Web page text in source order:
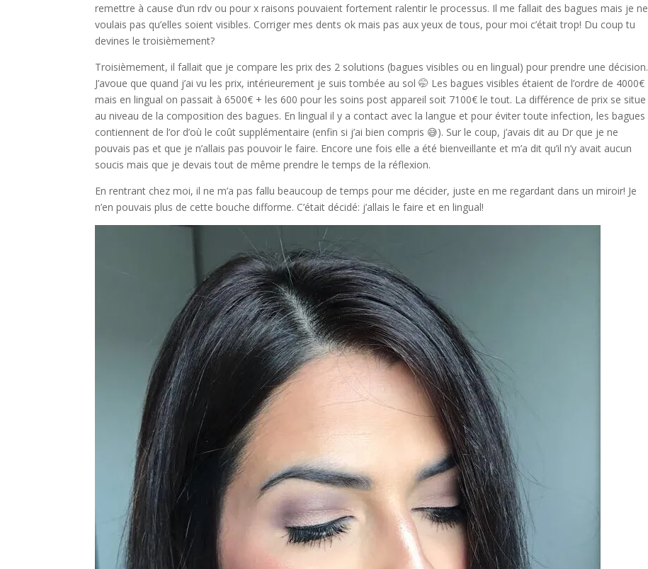
remettre à cause d’un rdv ou pour x raisons pouvaient fortement ralentir le processus. Il me fallait des bagues mais je ne
voulais pas qu’elles soient visibles. Corriger mes dents ok mais pas aux yeux de tous, pour moi c’était trop! Du coup tu
devines le troisièmement?
Troisièmement, il fallait que je compare les prix des 2 solutions (bagues visibles ou en lingual) pour prendre une décision.
J’avoue que quand j’ai vu les prix, intérieurement je suis tombée au sol 🤭 Les bagues visibles étaient de l’ordre de 4000€
mais en lingual on passait à 6500€ + les 600 pour les soins post appareil soit 7100€ le tout. La différence de prix se situe
au niveau de la composition des bagues. En lingual il y a contact avec la langue et pour éviter toute infection, les bagues
contiennent de l’or d’où le coût supplémentaire (enfin si j’ai bien compris 😅). Sur le coup, j’avais dit au Dr que je ne
pouvais pas et que je n’allais pas pouvoir le faire. Encore une fois elle a été bienveillante et m’a dit qu’il n’y avait aucun
soucis mais que je devais tout de même prendre le temps de la réflexion.
En rentrant chez moi, il ne m’a pas fallu beaucoup de temps pour me décider, juste en me regardant dans un miroir! Je
n’en pouvais plus de cette bouche difforme. C’était décidé: j’allais le faire et en lingual!